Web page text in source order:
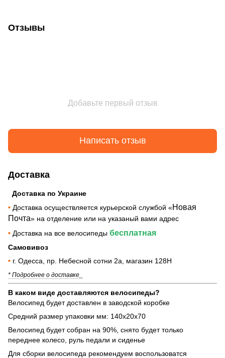
Отзывы
Добавьте первый отзыв
Написать отзыв
Доставка
Доставка по Украине
• Доставка осуществляется курьерской службой «Новая
Почта» на отделение или на указаный вами адрес
• Доставка на все велосипеды бесплатная
Самовивоз
• г. Одесса, пр. Небесной сотни 2а, магазин 128Н
* Подробнее о доставке_
В каком виде доставляются велосипеды?
Велосипед будет доставлен в заводской коробке
Средний размер упаковки мм: 140х20х70
Велосипед будет собран на 90%, снято будет только
переднее колесо, руль педали и сиденье
Для сборки велосипеда рекомендуем воспользоватся